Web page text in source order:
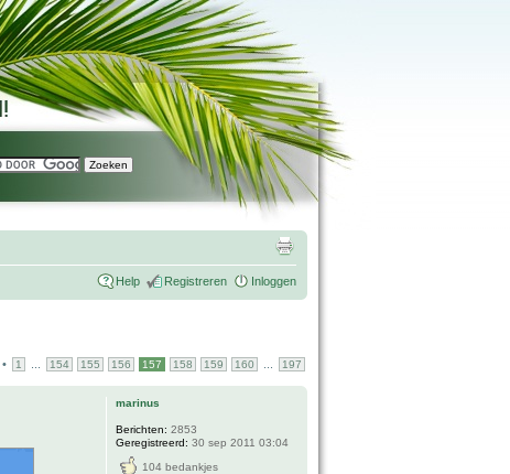
Help Registreren Inloggen
• 1 154 155 156 157 158 159 160 197
marinus
Berichten: 2853
Geregistreerd: 30 sep 2011 03:04
104 bedankjes